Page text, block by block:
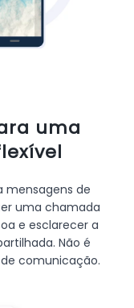
uma
mensagens de
uma chamada
e esclarecer a
Não é
comunicação.